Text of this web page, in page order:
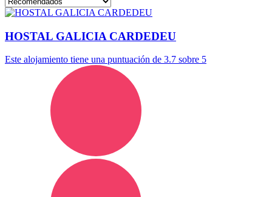
HOSTAL GALICIA CARDEDEU
Este alojamiento tiene una puntuación de 3.7 sobre 5